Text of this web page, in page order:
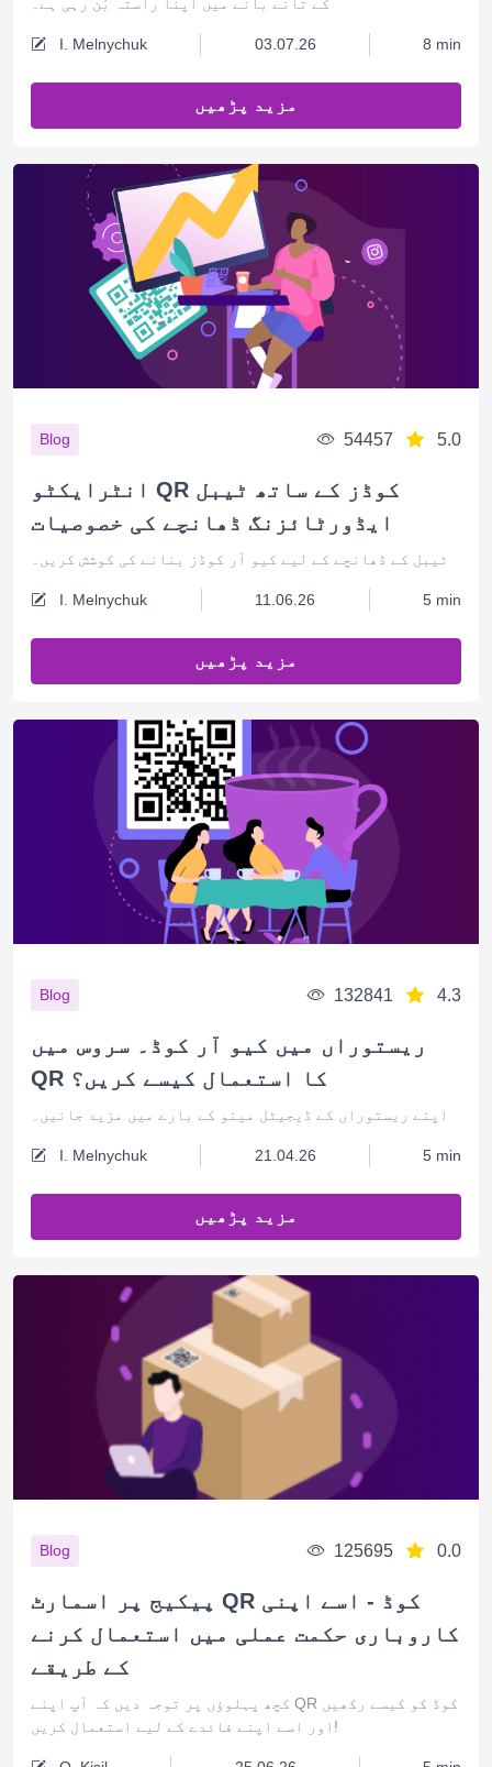
کے تانے بانے میں اپنا راستہ بُن رہی ہے۔
I. Melnychuk 03.07.26 8 min
مزید پڑھیں
Blog 54457 5.0
انٹرایکٹو QR کوڈز کے ساتھ ٹیبل
ایڈورٹائزنگ ڈھانچے کی خصوصیات
ٹیبل کے ڈھانچے کے لیے کیو آر کوڈز بنانے کی کوشش کریں۔
I. Melnychuk 11.06.26 5 min
مزید پڑھیں
Blog 132841 4.3
ریستوراں میں کیو آر کوڈ۔ سروس میں
QR کا استعمال کیسے کریں؟
اپنے ریستوراں کے ڈیجیٹل مینو کے بارے میں مزید جانیں۔
I. Melnychuk 21.04.26 5 min
مزید پڑھیں
Blog 125695 0.0
پیکیج پر اسمارٹ QR کوڈ - اسے اپنی
کاروباری حکمت عملی میں استعمال کرنے
کے طریقے
کچھ پہلوؤں پر توجہ دیں کہ آپ اپنے QR کوڈ کو کیسے رکھیں
اور اسے اپنے فائدے کے لیے استعمال کریں!